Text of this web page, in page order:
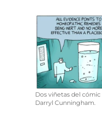
Dos viñetas del
Darryl Cunningham.